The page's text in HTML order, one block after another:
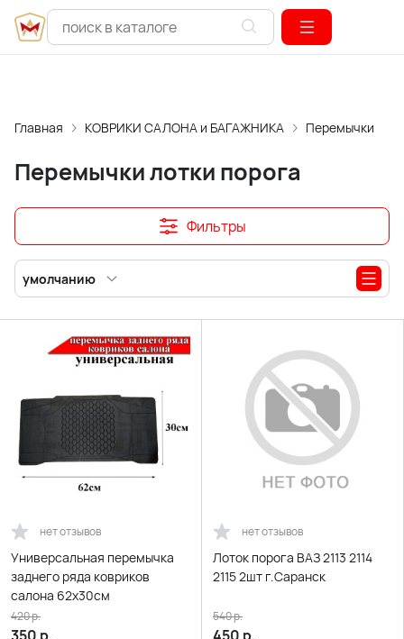
Главная КОВРИКИ САЛОНА и БАГАЖНИКА Перемычки
Перемычки лотки порога
Фильтры
умолчанию
нет отзывов
Универсальная перемычка
заднего ряда ковриков
салона 62х30см
420р.
нет отзывов
Лоток порога ВАЗ 2113 2114
2115 2шт г.Саранск
540р.